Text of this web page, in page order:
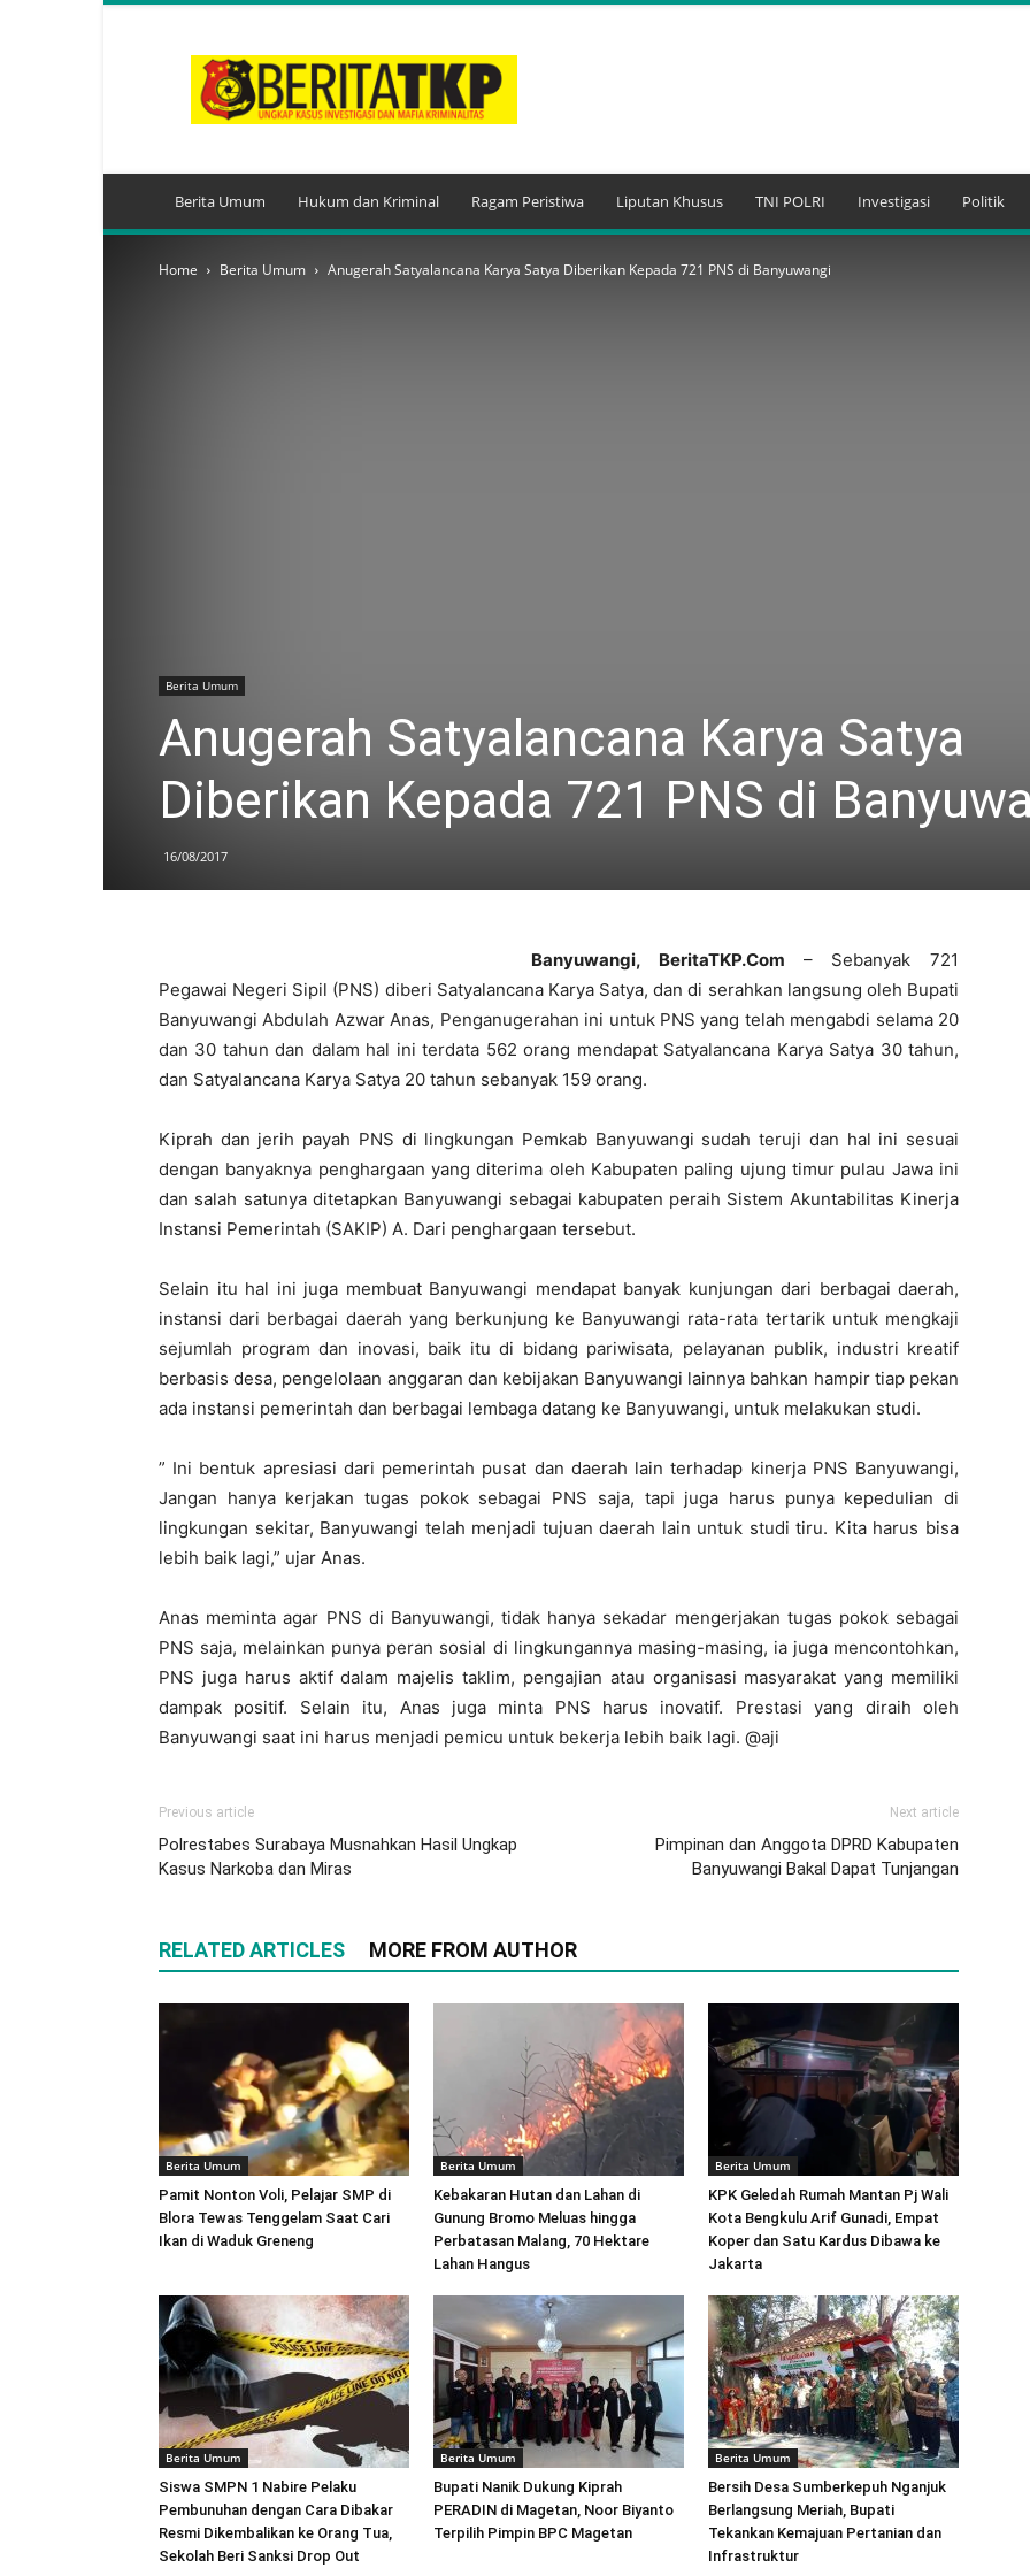
Berita Umum Hukum dan Kriminal Ragam Peristiwa Liputan Khusus TNI POLRI Investigasi Politik
Home Berita Umum Anugerah Satyalancana Karya Satya Diberikan Kepada 721 PNS di Banyuwangi
Berita Umum
Anugerah Satyalancana Karya Satya
Diberikan Kepada 721 PNS di
16/08/2017
Banyuwangi, BeritaTKP.Com – Sebanyak 721
Pegawai Negeri Sipil (PNS) diberi Satyalancana Karya Satya, dan di serahkan langsung oleh Bupati
Banyuwangi Abdulah Azwar Anas, Penganugerahan ini untuk PNS yang telah mengabdi selama 20
dan 30 tahun dan dalam hal ini terdata 562 orang mendapat Satyalancana Karya Satya 30 tahun,
dan Satyalancana Karya Satya 20 tahun sebanyak 159 orang.
Kiprah dan jerih payah PNS di lingkungan Pemkab Banyuwangi sudah teruji dan hal ini sesuai
dengan banyaknya penghargaan yang diterima oleh Kabupaten paling ujung timur pulau Jawa ini
dan salah satunya ditetapkan Banyuwangi sebagai kabupaten peraih Sistem Akuntabilitas Kinerja
Instansi Pemerintah (SAKIP) A. Dari penghargaan tersebut.
Selain itu hal ini juga membuat Banyuwangi mendapat banyak kunjungan dari berbagai daerah,
instansi dari berbagai daerah yang berkunjung ke Banyuwangi rata-rata tertarik untuk mengkaji
sejumlah program dan inovasi, baik itu di bidang pariwisata, pelayanan publik, industri kreatif
berbasis desa, pengelolaan anggaran dan kebijakan Banyuwangi lainnya bahkan hampir tiap pekan
ada instansi pemerintah dan berbagai lembaga datang ke Banyuwangi, untuk melakukan studi.
” Ini bentuk apresiasi dari pemerintah pusat dan daerah lain terhadap kinerja PNS Banyuwangi,
Jangan hanya kerjakan tugas pokok sebagai PNS saja, tapi juga harus punya kepedulian di
lingkungan sekitar, Banyuwangi telah menjadi tujuan daerah lain untuk studi tiru. Kita harus bisa
lebih baik lagi,” ujar Anas.
Anas meminta agar PNS di Banyuwangi, tidak hanya sekadar mengerjakan tugas pokok sebagai
PNS saja, melainkan punya peran sosial di lingkungannya masing-masing, ia juga mencontohkan,
PNS juga harus aktif dalam majelis taklim, pengajian atau organisasi masyarakat yang memiliki
dampak positif. Selain itu, Anas juga minta PNS harus inovatif. Prestasi yang diraih oleh
Banyuwangi saat ini harus menjadi pemicu untuk bekerja lebih baik lagi. @aji
Previous article
Polrestabes Surabaya Musnahkan Hasil Ungkap
Kasus Narkoba dan Miras
Next article
Pimpinan dan Anggota DPRD Kabupaten
Banyuwangi Bakal Dapat Tunjangan
RELATED ARTICLES MORE FROM AUTHOR
Berita Umum
Pamit Nonton Voli, Pelajar SMP di
Blora Tewas Tenggelam Saat Cari
Ikan di Waduk Greneng
Berita Umum
Kebakaran Hutan dan Lahan di
Gunung Bromo Meluas hingga
Perbatasan Malang, 70 Hektare
Lahan Hangus
Berita Umum
KPK Geledah Rumah Mantan Pj Wali
Kota Bengkulu Arif Gunadi, Empat
Koper dan Satu Kardus Dibawa ke
Jakarta
Berita Umum
Siswa SMPN 1 Nabire Pelaku
Pembunuhan dengan Cara Dibakar
Resmi Dikembalikan ke Orang Tua,
Sekolah Beri Sanksi Drop Out
Berita Umum
Bupati Nanik Dukung Kiprah
PERADIN di Magetan, Noor Biyanto
Terpilih Pimpin BPC Magetan
Berita Umum
Bersih Desa Sumberkepuh Nganjuk
Berlangsung Meriah, Bupati
Tekankan Kemajuan Pertanian dan
Infrastruktur